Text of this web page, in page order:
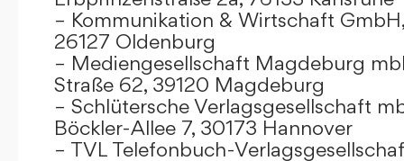
– Kommunikation & Wirtschaft
26127 Oldenburg
– Mediengesellschaft Magdeburg
Straße 62, 39120 Magdeburg
– Schlütersche Verlagsgesellschaft
Böckler-Allee 7, 30173 Hannover
– TVL Telefonbuch-